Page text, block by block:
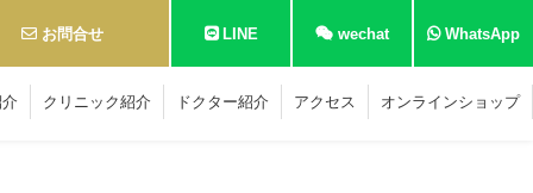
お問合せ LINE wechat WhatsApp
クリニック紹介 ドクター紹介 アクセス オンラインショップ